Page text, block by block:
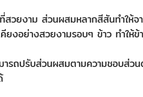
วยงาม ส่วนผสมหลากสีสันทำให้จ
ยงอย่างสวยงามรอบๆ ข้าว ทำให้ข้
รถปรับส่วนผสมตามความชอบส่ว